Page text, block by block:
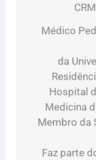
Médico
da
Hospital
Medicina
Membro da
Faz parte